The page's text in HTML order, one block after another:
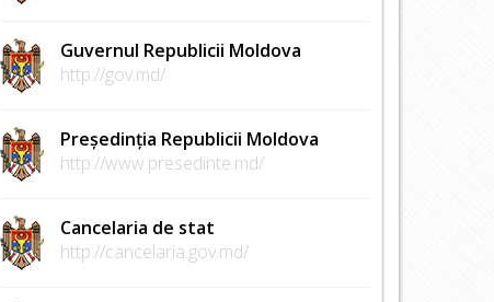
Guvernul Republicii Moldova
http://gov.md/
Președinția Republicii Moldova
http://www.presedinte.md/
Cancelaria de stat
http://cancelaria.gov.md/